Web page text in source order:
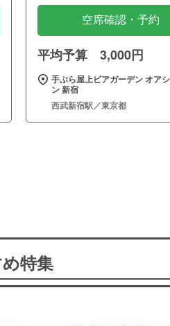
空席確認・予約
平均予算 3,000円
手ぶら屋上ビアガーデン オア
ン 新宿
西武新宿駅／東京都
特集